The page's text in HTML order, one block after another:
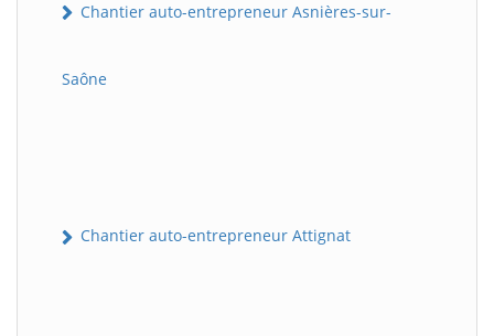
Chantier auto-entrepreneur Asnières-sur-
Saône
Chantier auto-entrepreneur Attignat